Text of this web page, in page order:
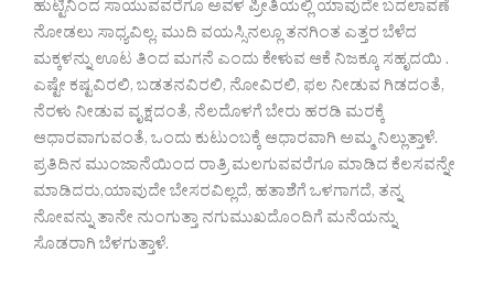
ಹುಟ್ಟಿನಿಂದ ಸಾಯುವವರೆಗೂ ಅವಳ ಪ್ರೀತಿಯಲ್ಲಿ ಯಾವುದೇ ಬದಲಾವಣೆ
ನೋಡಲು ಸಾಧ್ಯವಿಲ್ಲ. ಮುದಿ ವಯಸ್ಸಿನಲ್ಲೂ ತನಗಿಂತ ಎತ್ತರ ಬೆಳೆದ
ಮಕ್ಕಳನ್ನು ಊಟ ತಿಂದ ಮಗನೆ ಎಂದು ಕೇಳುವ ಆಕೆ ನಿಜಕ್ಕೂ ಸಹೃದಯಿ .
ಎಷ್ಟೇ ಕಷ್ಟವಿರಲಿ, ಬಡತನವಿರಲಿ, ನೋವಿರಲಿ, ಫಲ ನೀಡುವ ಗಿಡದಂತೆ,
ನೆರಳು ನೀಡುವ ವೃಕ್ಷದಂತೆ, ನೆಲದೊಳಗೆ ಬೇರು ಹರಡಿ ಮರಕ್ಕೆ
ಆಧಾರವಾಗುವಂತೆ, ಒಂದು ಕುಟುಂಬಕ್ಕೆ ಆಧಾರವಾಗಿ ಅಮ್ಮ ನಿಲ್ಲುತ್ತಾಳೆ.
ಪ್ರತಿದಿನ ಮುಂಜಾನೆಯಿಂದ ರಾತ್ರಿ ಮಲಗುವವರೆಗೂ ಮಾಡಿದ ಕೆಲಸವನ್ನೇ
ಮಾಡಿದರು,ಯಾವುದೇ ಬೇಸರವಿಲ್ಲದೆ, ಹತಾಶೆಗೆ ಒಳಗಾಗದೆ, ತನ್ನ
ನೋವನ್ನು ತಾನೇ ನುಂಗುತ್ತಾ ನಗುಮುಖದೊಂದಿಗೆ ಮನೆಯನ್ನು
ಸೊಡರಾಗಿ ಬೆಳಗುತ್ತಾಳೆ.